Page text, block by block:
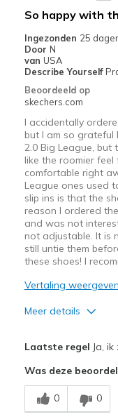
So happy with
Ingezonden 25
Door N
van USA
Describe Yourself
Beoordeeld op
skechers.com
I accidentally
but I am so grateful
2.0 Big League, but
like the roomier
comfortable right
League ones used
slip ins is that the
reason I ordered
and was not
not adjustable. It is
still untie them
these shoes! I
Vertaling weergeven
Meer details
Shoes feel roomier
Beste toepassingen
Laatste regel Ja,
Was deze
0 0